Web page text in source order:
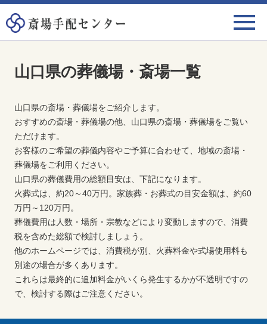
山口県の葬儀場・斎場一覧
山口県の斎場・葬儀場をご紹介します。
おすすめの斎場・葬儀場の他、山口県の斎場・葬儀場をご覧い
ただけます。
お客様のご希望の葬儀内容やご予算に合わせて、地域の斎場・
葬儀場をご利用ください。
山口県の葬儀費用の総額目安は、下記になります。
火葬式は、約20～40万円。家族葬・お葬式の目安金額は、約60
万円～120万円。
葬儀費用は人数・場所・宗教などにより変動しますので、消費
税を含めた総額で検討しましょう。
他のホームページでは、消費税が別、火葬料金や式場使用料も
別途の場合が多くあります。
これらは最終的に追加料金がいくら発生するかが不透明ですの
で、検討する際はご注意ください。